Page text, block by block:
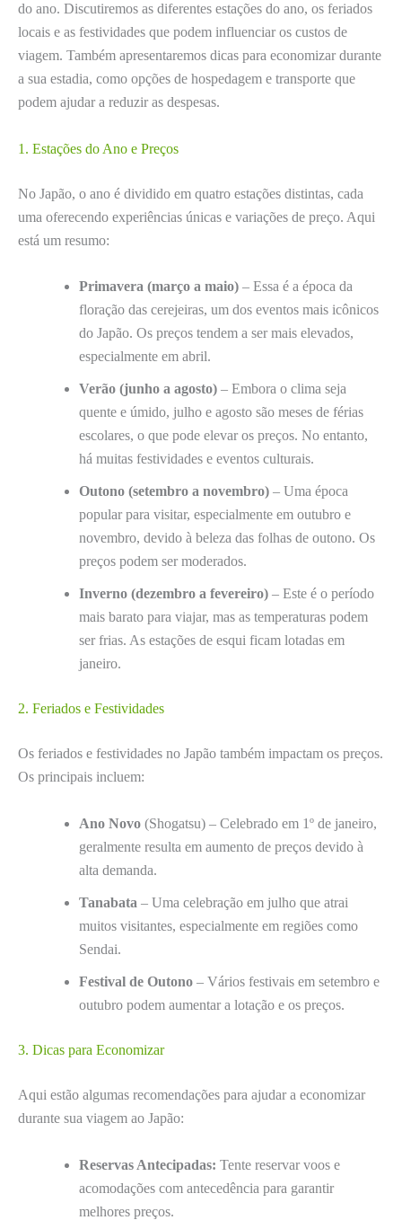
do ano. Discutiremos as diferentes estações do ano, os feriados
locais e as festividades que podem influenciar os custos de
viagem. Também apresentaremos dicas para economizar durante
a sua estadia, como opções de hospedagem e transporte que
podem ajudar a reduzir as despesas.
1. Estações do Ano e Preços
No Japão, o ano é dividido em quatro estações distintas, cada
uma oferecendo experiências únicas e variações de preço. Aqui
está um resumo:
Primavera (março a maio) – Essa é a época da
floração das cerejeiras, um dos eventos mais icônicos
do Japão. Os preços tendem a ser mais elevados,
especialmente em abril.
Verão (junho a agosto) – Embora o clima seja
quente e úmido, julho e agosto são meses de férias
escolares, o que pode elevar os preços. No entanto,
há muitas festividades e eventos culturais.
Outono (setembro a novembro) – Uma época
popular para visitar, especialmente em outubro e
novembro, devido à beleza das folhas de outono. Os
preços podem ser moderados.
Inverno (dezembro a fevereiro) – Este é o período
mais barato para viajar, mas as temperaturas podem
ser frias. As estações de esqui ficam lotadas em
janeiro.
2. Feriados e Festividades
Os feriados e festividades no Japão também impactam os preços.
Os principais incluem:
Ano Novo (Shogatsu) – Celebrado em 1º de janeiro,
geralmente resulta em aumento de preços devido à
alta demanda.
Tanabata – Uma celebração em julho que atrai
muitos visitantes, especialmente em regiões como
Sendai.
Festival de Outono – Vários festivais em setembro e
outubro podem aumentar a lotação e os preços.
3. Dicas para Economizar
Aqui estão algumas recomendações para ajudar a economizar
durante sua viagem ao Japão:
Reservas Antecipadas: Tente reservar voos e
acomodações com antecedência para garantir
melhores preços.